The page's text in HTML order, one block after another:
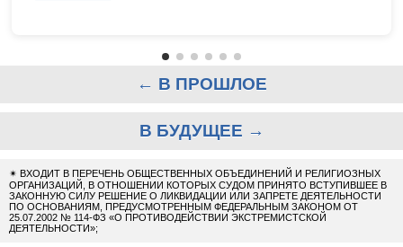
← В ПРОШЛОЕ
В БУДУЩЕЕ →
✴ ВХОДИТ В ПЕРЕЧЕНЬ ОБЩЕСТВЕННЫХ ОБЪЕДИНЕНИЙ И РЕЛИГИОЗНЫХ
ОРГАНИЗАЦИЙ, В ОТНОШЕНИИ КОТОРЫХ СУДОМ ПРИНЯТО ВСТУПИВШЕЕ В
ЗАКОННУЮ СИЛУ РЕШЕНИЕ О ЛИКВИДАЦИИ ИЛИ ЗАПРЕТЕ ДЕЯТЕЛЬНОСТИ
ПО ОСНОВАНИЯМ, ПРЕДУСМОТРЕННЫМ ФЕДЕРАЛЬНЫМ ЗАКОНОМ ОТ
25.07.2002 № 114-ФЗ «О ПРОТИВОДЕЙСТВИИ ЭКСТРЕМИСТСКОЙ
ДЕЯТЕЛЬНОСТИ»;